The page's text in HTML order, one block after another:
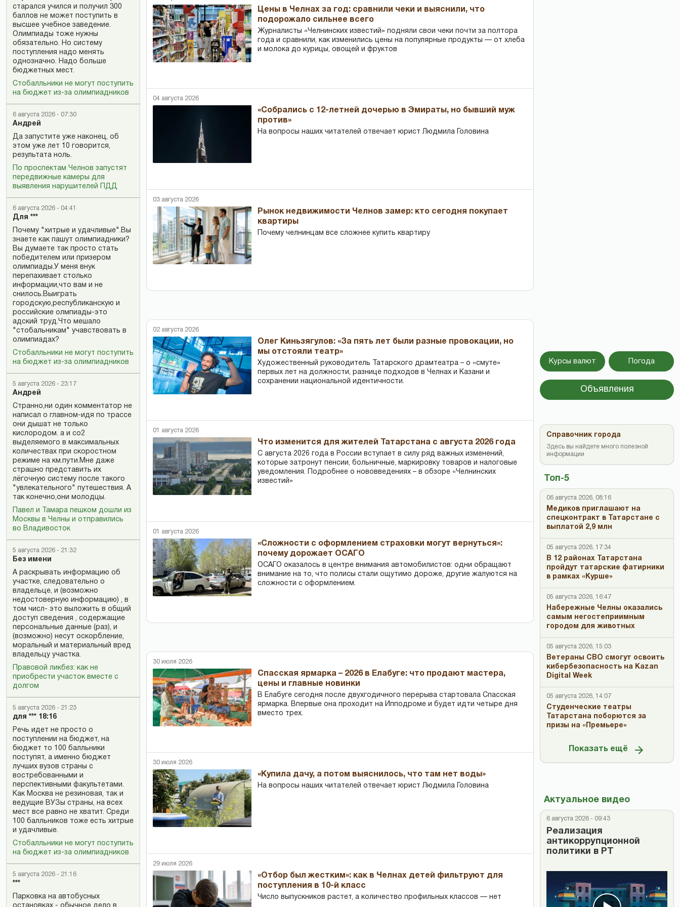
старался учился и получил 300
баллов не может поступить в
высшее учебное заведение.
Олимпиады тоже нужны
обязательно. Но систему
поступления надо менять
однозначно. Надо больше
бюджетных мест.
Стобалльники не могут поступить
на бюджет из-за олимпиадников
6 августа 2026 - 07:30
Андрей
Да запустите уже наконец, об
этом уже лет 10 говорится,
результата ноль.
По проспектам Челнов запустят
передвижные камеры для
выявления нарушителей ПДД
6 августа 2026 - 04:41
Для ***
Почему "хитрые и удачливые".Вы
знаете как пашут олимпиадники?
Вы думаете так просто стать
победителем или призером
олимпиады.У меня внук
перепахивает столько
информации,что вам и не
снилось.Выиграть
городскую,республиканскую и
российские олмпиады-это
адский труд.Что мешало
"стобальникам" учавствовать в
олимпиадах?
Стобалльники не могут поступить
на бюджет из-за олимпиадников
5 августа 2026 - 23:17
Андрей
Странно,ни один комментатор не
написал о главном-идя по трассе
они дышат не только
кислородом. а и со2
выделяемого в максимальных
количествах при скоростном
режиме на км.пути.Мне даже
страшно представить их
лёгочную систему после такого
"увлекательного" путешествия. А
так конечно,они молодцы.
Павел и Тамара пешком дошли из
Москвы в Челны и отправились
во Владивосток
5 августа 2026 - 21:32
Без имени
А раскрывать информацию об
участке, следовательно о
владельце, и (возможно
недостоверную информацию) , в
том числ- это выложить в общий
доступ сведения , содержащие
персональные данные (раз), и
(возможно) несут оскорбление,
моральный и материальный вред
владельцу участка.
Правовой ликбез: как не
приобрести участок вместе с
долгом
5 августа 2026 - 21:23
для *** 18:16
Речь идет не просто о
поступлении на бюджет, на
бюджет то 100 балльники
поступят, а именно бюджет
лучших вузов страны с
востребованными и
перспективными факультетами.
Как Москва не резиновая, так и
ведущие ВУЗы страны, на всех
мест все равно не хватит. Среди
100 балльников тоже есть хитрые
и удачливые.
Стобалльники не могут поступить
на бюджет из-за олимпиадников
5 августа 2026 - 21:16
***
Парковка на автобусных
остановках - обычное дело в
Цены в Челнах за год: сравнили чеки и выяснили, что
подорожало сильнее всего
Журналисты «Челнинских известий» подняли свои чеки почти за полтора
года и сравнили, как изменились цены на популярные продукты — от хлеба
и молока до курицы, овощей и фруктов
04 августа 2026
«Собрались с 12-летней дочерью в Эмираты, но бывший муж
против»
На вопросы наших читателей отвечает юрист Людмила Головина
03 августа 2026
Рынок недвижимости Челнов замер: кто сегодня покупает
квартиры
Почему челнинцам все сложнее купить квартиру
02 августа 2026
Олег Киньзягулов: «За пять лет были разные провокации, но
мы отстояли театр»
Художественный руководитель Татарского драмтеатра – о «смуте»
первых лет на должности, разнице подходов в Челнах и Казани и
сохранении национальной идентичности.
01 августа 2026
Что изменится для жителей Татарстана с августа 2026 года
С августа 2026 года в России вступает в силу ряд важных изменений,
которые затронут пенсии, больничные, маркировку товаров и налоговые
уведомления. Подробнее о нововведениях – в обзоре «Челнинских
известий»
01 августа 2026
«Сложности с оформлением страховки могут вернуться»:
почему дорожает ОСАГО
ОСАГО оказалось в центре внимания автомобилистов: одни обращают
внимание на то, что полисы стали ощутимо дороже, другие жалуются на
сложности с оформлением.
30 июля 2026
Спасская ярмарка – 2026 в Елабуге: что продают мастера,
цены и главные новинки
В Елабуге сегодня после двухгодичного перерыва стартовала Спасская
ярмарка. Впервые она проходит на Ипподроме и будет идти четыре дня
вместо трех.
30 июля 2026
«Купила дачу, а потом выяснилось, что там нет воды»
На вопросы наших читателей отвечает юрист Людмила Головина
29 июля 2026
«Отбор был жестким»: как в Челнах детей фильтруют для
поступления в 10-й класс
Число выпускников растет, а количество профильных классов — нет
Курсы валют Погода
Объявления
Топ-5
06 августа 2026, 08:16
Медиков приглашают на
спецконтракт в Татарстане с
выплатой 2,9 млн
05 августа 2026, 17:34
В 12 районах Татарстана
пройдут татарские фатирники
в рамках «Курше»
05 августа 2026, 16:47
Набережные Челны оказались
самым негостеприимным
городом для животных
05 августа 2026, 15:03
Ветераны СВО смогут освоить
кибербезопасность на Kazan
Digital Week
05 августа 2026, 14:07
Студенческие театры
Татарстана поборются за
призы на «Премьере»
Показать ещё
Актуальное видео
6 августа 2026 - 09:43
Реализация
антикоррупционной
политики в РТ
Справочник города
Здесь вы найдете много полезной
информации